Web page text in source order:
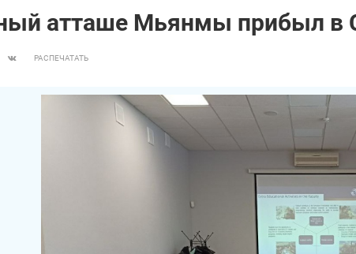
атташе Мьянмы прибыл в
РАСПЕЧАТАТЬ